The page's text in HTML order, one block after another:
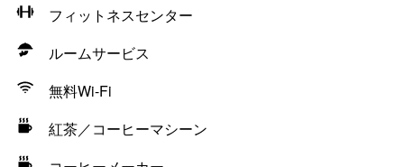
フィットネスセンター
ルームサービス
無料Wi-Fi
紅茶／コーヒーマシーン